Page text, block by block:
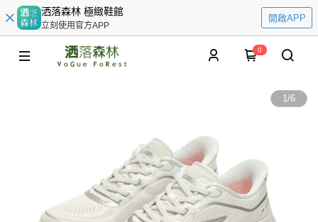
洒落森林 極緻鞋館
立刻使用官方APP
開啟APP
0
1/6